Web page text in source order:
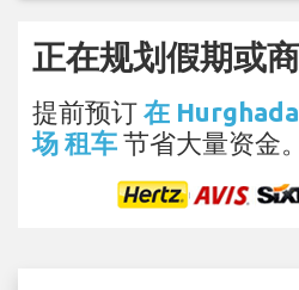
正在规划假期或
提前预订 在
场 租车 节省大量资金。